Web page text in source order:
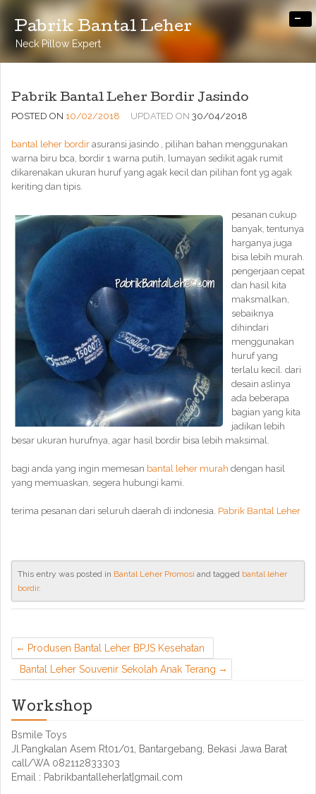
Pabrik Bantal Leher
Neck Pillow Expert
-
Pabrik Bantal Leher Bordir Jasindo
POSTED ON 10/02/2018 UPDATED ON 30/04/2018
bantal leher bordir asuransi jasindo , pilihan bahan menggunakan
warna biru bca, bordir 1 warna putih, lumayan sedikit agak rumit
dikarenakan ukuran huruf yang agak kecil dan pilihan font yg agak
keriting dan tipis.
pesanan cukup
banyak, tentunya
harganya juga
bisa lebih murah.
pengerjaan cepat
dan hasil kita
maksmalkan,
sebaiknya
dihindari
menggunakan
huruf yang
terlalu kecil. dari
desain aslinya
ada beberapa
bagian yang kita
jadikan lebih
besar ukuran hurufnya, agar hasil bordir bisa lebih maksimal.
bagi anda yang ingin memesan bantal leher murah dengan hasil
yang memuaskan, segera hubungi kami.
terima pesanan dari seluruh daerah di indonesia. Pabrik Bantal Leher
This entry was posted in Bantal Leher Promosi and tagged bantal leher
bordir.
Produsen Bantal Leher BPJS Kesehatan
Bantal Leher Souvenir Sekolah Anak Terang
Workshop
Bsmile Toys
Jl.Pangkalan Asem Rt01/01, Bantargebang, Bekasi Jawa Barat
call/WA 082112833303
Email : Pabrikbantalleher[at]gmail.com